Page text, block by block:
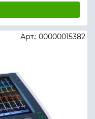
Арт.: 00000015382